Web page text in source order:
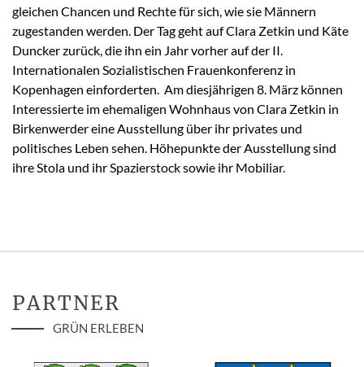
gleichen Chancen und Rechte für sich, wie sie Männern
zugestanden werden. Der Tag geht auf Clara Zetkin und Käte
Duncker zurück, die ihn ein Jahr vorher auf der II.
Internationalen Sozialistischen Frauenkonferenz in
Kopenhagen einforderten. Am diesjährigen 8. März können
Interessierte im ehemaligen Wohnhaus von Clara Zetkin in
Birkenwerder eine Ausstellung über ihr privates und
politisches Leben sehen. Höhepunkte der Ausstellung sind
ihre Stola und ihr Spazierstock sowie ihr Mobiliar.
PARTNER
GRÜN ERLEBEN